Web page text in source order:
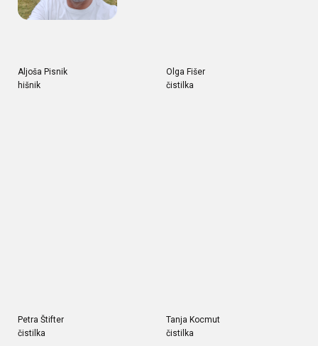
Aljoša Pisnik
hišnik
Olga Fišer
čistilka
Petra Štifter
čistilka
Tanja Kocmut
čistilka